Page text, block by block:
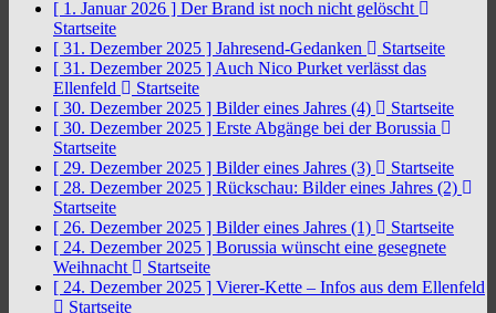
[ 1. Januar 2026 ] Der Brand ist noch nicht gelöscht
Startseite
[ 31. Dezember 2025 ] Jahresend-Gedanken
Startseite
[ 31. Dezember 2025 ] Auch Nico Purket verlässt das
Ellenfeld
Startseite
[ 30. Dezember 2025 ] Bilder eines Jahres (4)
Startseite
[ 30. Dezember 2025 ] Erste Abgänge bei der Borussia
Startseite
[ 29. Dezember 2025 ] Bilder eines Jahres (3)
Startseite
[ 28. Dezember 2025 ] Rückschau: Bilder eines Jahres (2)
Startseite
[ 26. Dezember 2025 ] Bilder eines Jahres (1)
Startseite
[ 24. Dezember 2025 ] Borussia wünscht eine gesegnete
Weihnacht
Startseite
[ 24. Dezember 2025 ] Vierer-Kette – Infos aus dem Ellenfeld
Startseite